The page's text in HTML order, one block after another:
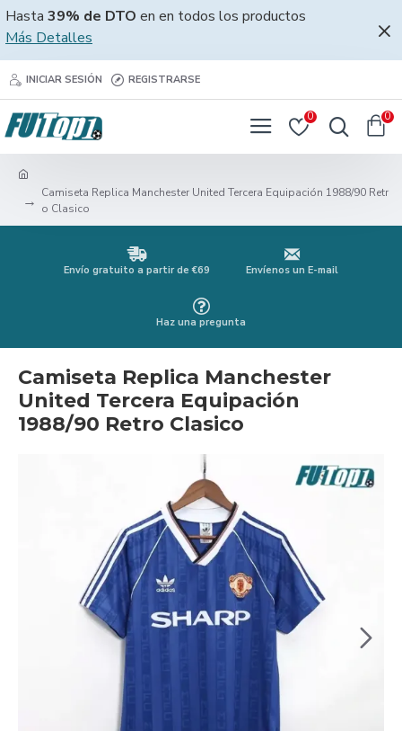
Hasta 39% de DTO en en todos los productos
Más Detalles
INICIAR SESIÓN REGISTRARSE
0 0
Camiseta Replica Manchester United Tercera Equipación 1988/90 Retr
o Clasico
Envío gratuito a partir de €69 Envíenos un E-mail
Haz una pregunta
Camiseta Replica Manchester
United Tercera Equipación
1988/90 Retro Clasico